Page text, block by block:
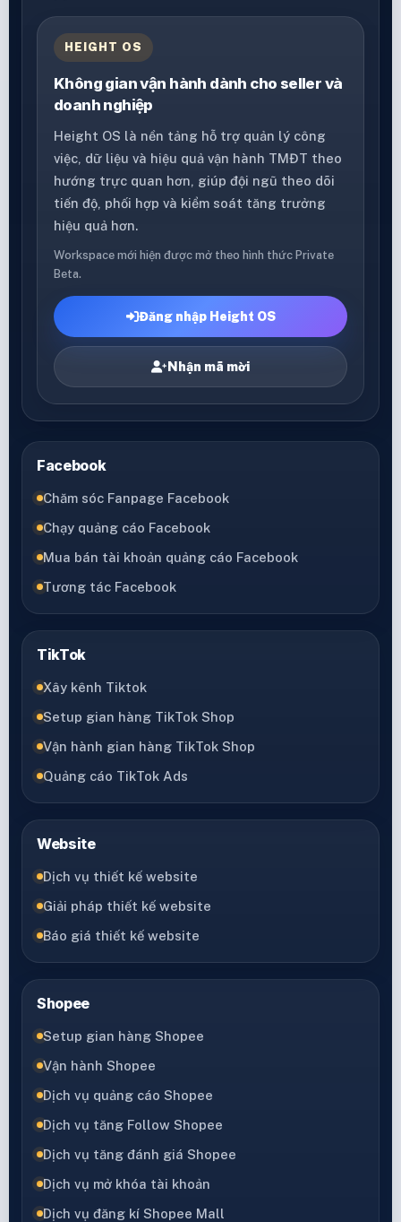
HEIGHT OS
Không gian vận hành dành cho seller và
doanh nghiệp
Height OS là nền tảng hỗ trợ quản lý công
việc, dữ liệu và hiệu quả vận hành TMĐT theo
hướng trực quan hơn, giúp đội ngũ theo dõi
tiến độ, phối hợp và kiểm soát tăng trưởng
hiệu quả hơn.
Workspace mới hiện được mở theo hình thức Private
Beta.
Đăng nhập Height OS
Nhận mã mời
Facebook
Chăm sóc Fanpage Facebook
Chạy quảng cáo Facebook
Mua bán tài khoản quảng cáo Facebook
Tương tác Facebook
TikTok
Xây kênh Tiktok
Setup gian hàng TikTok Shop
Vận hành gian hàng TikTok Shop
Quảng cáo TikTok Ads
Website
Dịch vụ thiết kế website
Giải pháp thiết kế website
Báo giá thiết kế website
Shopee
Setup gian hàng Shopee
Vận hành Shopee
Dịch vụ quảng cáo Shopee
Dịch vụ tăng Follow Shopee
Dịch vụ tăng đánh giá Shopee
Dịch vụ mở khóa tài khoản
Dịch vụ đăng kí Shopee Mall